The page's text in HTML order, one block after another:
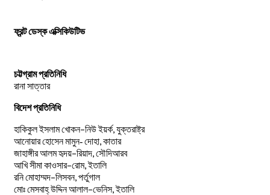
ফ্রন্ট ডেস্ক এক্সিকিউটিভ
চট্টগ্রাম প্রতিনিধি
রানা সাত্তার
বিদেশ প্রতিনিধি
হাকিকুলইসলামখোকন–নিউইয়র্ক, যুক্তরাষ্ট্র
আনোয়ারহোসেনমামুন-দোহা কাতার
জাহাঙ্গীরআলমহৃদয়–রিয়াদ সৌদিআরব
আখিসীমাকাওসার–রোম,ইতালি
রনিমোহাম্মদ–লিসবন, পর্তুগাল
মোঃমেসবাহ্উদ্দিনআলাল–ভেনিস,ইতালি